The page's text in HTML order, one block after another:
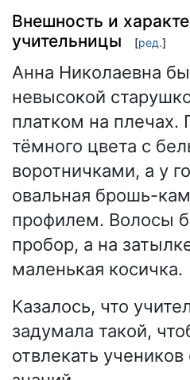
Внешность и
учительницы
[ред.]
Анна Николаевна
невысокой
платком на плечах.
тёмного цвета с
воротничками, а у
овальная брошь-
профилем. Волосы
пробор, а на
маленькая косичка.
Казалось, что
задумала такой,
отвлекать